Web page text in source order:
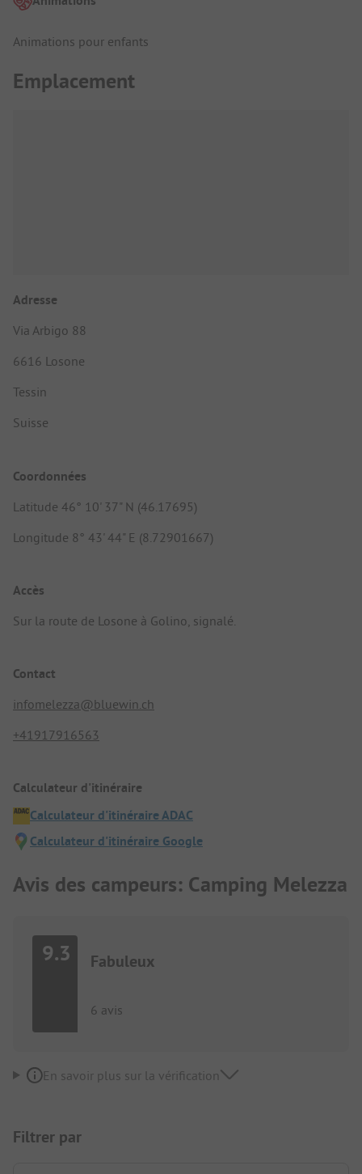
Animations pour enfants
Emplacement
Adresse
Via Arbigo 88
6616 Losone
Tessin
Suisse
Coordonnées
Latitude 46° 10' 37" N (46.17695)
Longitude 8° 43' 44" E (8.72901667)
Accès
Sur la route de Losone à Golino, signalé.
Contact
infomelezza@bluewin.ch
+41917916563
Calculateur d'itinéraire
Calculateur d'itinéraire ADAC
Calculateur d'itinéraire Google
Avis des campeurs: Camping Melezza
9.3 Fabuleux
6 avis
En savoir plus sur la vérification
Filtrer par